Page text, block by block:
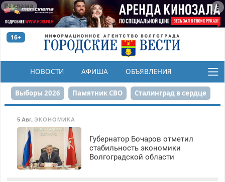
Реклама
16+
НОВОСТИ АФИША ОБЪЯВЛЕНИЯ
КОНКУРСЫ
Выборы 2026 Памятник СВО Сталинград в сердце
Реконструкция ЦПКиО На службе городу
80-летие Победы Парк Героев-летчиков
5 Авг, ЭКОНОМИКА
Губернатор Бочаров отметил
стабильность экономики
Волгоградской области